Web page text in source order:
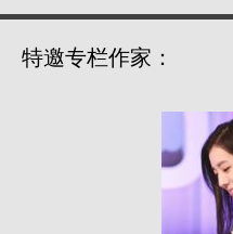
特邀专栏作家：